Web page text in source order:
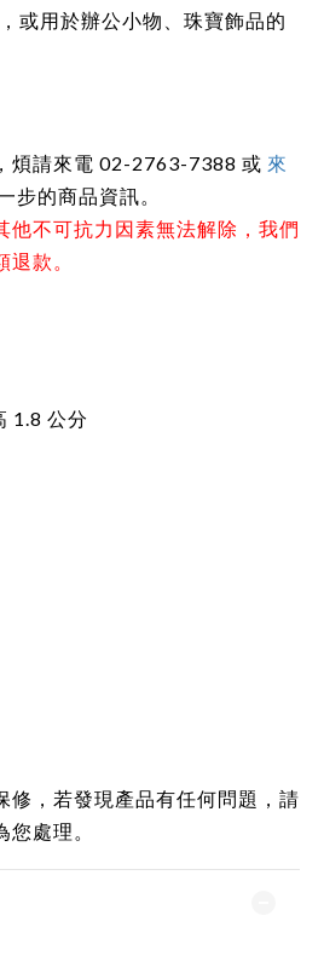
或用於辦公小物、珠寶飾品的
煩請來電 02-2763-7388 或 來
步的商品資訊。
他不可抗力因素無法解除，我們
款。
1.8 公分
修，若發現產品有任何問題，請
處理。